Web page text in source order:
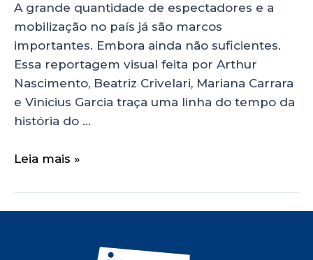
A grande quantidade de espectadores e a
mobilização no país já são marcos
importantes. Embora ainda não suficientes.
Essa reportagem visual feita por Arthur
Nascimento, Beatriz Crivelari, Mariana Carrara
e Vinicius Garcia traça uma linha do tempo da
história do …
Leia mais »